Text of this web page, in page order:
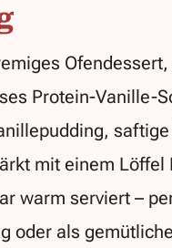
Protein-Vanille-
mit einem Löffel
warm serviert –
oder als